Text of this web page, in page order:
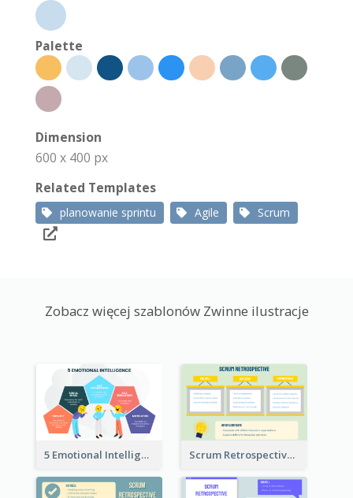
Palette
Dimension
600 x 400 px
Related Templates
planowanie sprintu Agile Scrum
Zobacz więcej szablonów Zwinne ilustracje
5 Emotional Intelligence Illustration Scrum Retrospective Meeting Questions